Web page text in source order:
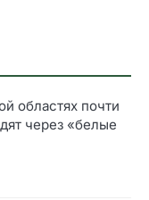
областях почти
через «белые